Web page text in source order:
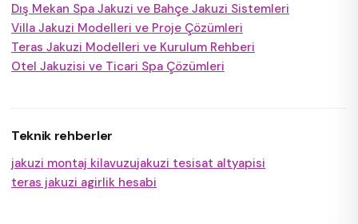
Dış Mekan Spa Jakuzi ve Bahçe Jakuzi Sistemleri
Villa Jakuzi Modelleri ve Proje Çözümleri
Teras Jakuzi Modelleri ve Kurulum Rehberi
Otel Jakuzisi ve Ticari Spa Çözümleri
Teknik rehberler
jakuzi montaj kilavuzujakuzi tesisat altyapisi
teras jakuzi agirlik hesabi